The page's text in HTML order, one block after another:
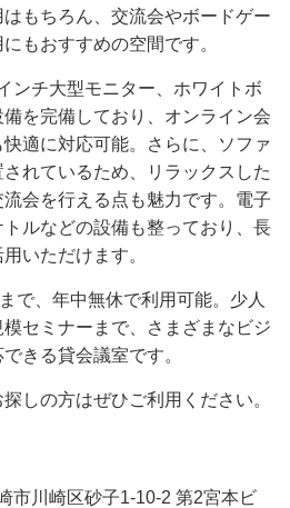
もちろん、交流会やボードゲー
もおすすめの空間です。
ンチ大型モニター、ホワイトボ
を完備しており、オンライン会
適に対応可能。さらに、ソファ
れているため、リラックスした
会を行える点も魅力です。電子
ルなどの設備も整っており、長
いただけます。
で、年中無休で利用可能。少人
セミナーまで、さまざまなビジ
きる貸会議室です。
しの方はぜひご利用ください。
市川崎区砂子1-10-2 第2宮本ビ